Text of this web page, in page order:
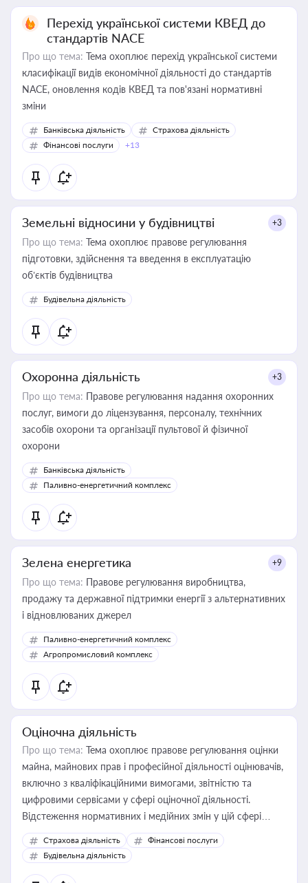
Перехід української системи КВЕД до
стандартів NACE
Про що тема: Тема охоплює перехід української системи
класифікації видів економічної діяльності до стандартів
NACE, оновлення кодів КВЕД та пов'язані нормативні
зміни
Банківська діяльність
Страхова діяльність
Фінансові послуги
+13
Земельні відносини у будівництві +3
Про що тема: Тема охоплює правове регулювання
підготовки, здійснення та введення в експлуатацію
об’єктів будівництва
Будівельна діяльність
Охоронна діяльність +3
Про що тема: Правове регулювання надання охоронних
послуг, вимоги до ліцензування, персоналу, технічних
засобів охорони та організації пультової й фізичної
охорони
Банківська діяльність
Паливно-енергетичний комплекс
Зелена енергетика +9
Про що тема: Правове регулювання виробництва,
продажу та державної підтримки енергії з альтернативних
і відновлюваних джерел
Паливно-енергетичний комплекс
Агропромисловий комплекс
Оціночна діяльність
Про що тема: Тема охоплює правове регулювання оцінки
майна, майнових прав і професійної діяльності оцінювачів,
включно з кваліфікаційними вимогами, звітністю та
цифровими сервісами у сфері оціночної діяльності.
Відстеження нормативних і медійних змін у цій сфері
корисне для власника бізнесу, керівника, юриста або
бухгалтера під час оподаткування, приватизації, оренди
державного майна, корпоративних угод і перевірки
Страхова діяльність
Фінансові послуги
Будівельна діяльність